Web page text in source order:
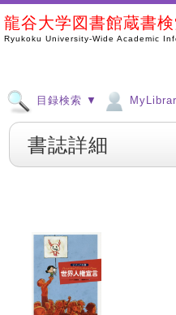
龍谷大学図書館蔵書
Ryukoku University-Wide Academic
目録検索 ▼
書誌詳細